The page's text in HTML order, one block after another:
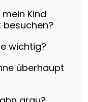
Kind
besuchen?
wichtig?
überhaupt